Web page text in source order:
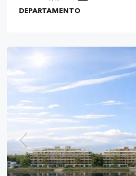
DEPARTAMENTO